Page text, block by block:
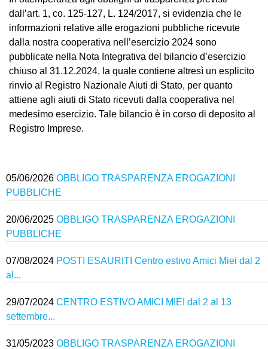
dall’art. 1, co. 125-127, L. 124/2017, si evidenzia che le
informazioni relative alle erogazioni pubbliche ricevute
dalla nostra cooperativa nell’esercizio 2024 sono
pubblicate nella Nota Integrativa del bilancio d’esercizio
chiuso al 31.12.2024, la quale contiene altresì un esplicito
rinvio al Registro Nazionale Aiuti di Stato, per quanto
attiene agli aiuti di Stato ricevuti dalla cooperativa nel
medesimo esercizio. Tale bilancio è in corso di deposito al
Registro Imprese.
05/06/2026 OBBLIGO TRASPARENZA EROGAZIONI
PUBBLICHE
20/06/2025 OBBLIGO TRASPARENZA EROGAZIONI
PUBBLICHE
07/08/2024 POSTI ESAURITI Centro estivo Amici Miei dal 2
al...
29/07/2024 CENTRO ESTIVO AMICI MIEI dal 2 al 13
settembre...
31/05/2023 OBBLIGO TRASPARENZA EROGAZIONI